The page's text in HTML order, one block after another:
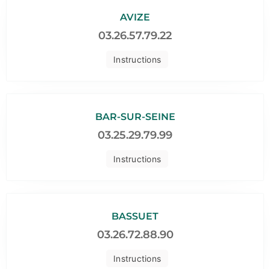
Instructions
AVIZE
03.26.57.79.22
Instructions
BAR-SUR-SEINE
03.25.29.79.99
Instructions
BASSUET
03.26.72.88.90